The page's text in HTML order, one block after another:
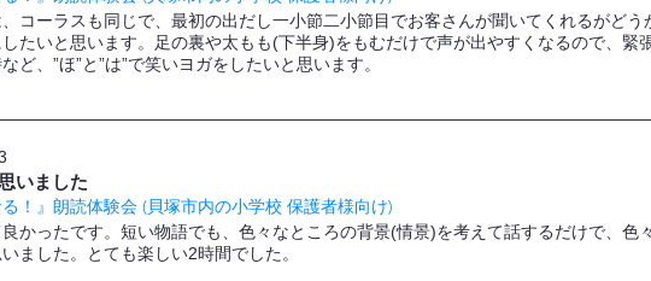
コーラスも同じで、最初の出だし一小節二小節目でお客さんが聞いてくれるがど
たいと思います。足の裏や太もも(下半身)をもむだけで声が出やすくなるので、緊
ど、”ほ”と”は”で笑いヨガをしたいと思います。
いました
る！』朗読体験会 (貝塚市内の小学校 保護者様向け)
かったです。短い物語でも、色々なところの背景(情景)を考えて話するだけで、色
ました。とても楽しい2時間でした。